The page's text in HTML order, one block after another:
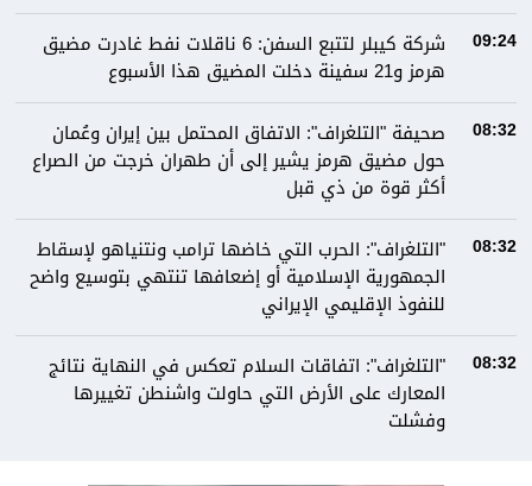
09:24
شركة كيبلر لتتبع السفن: 6 ناقلات نفط غادرت مضيق
هرمز و21 سفينة دخلت المضيق هذا الأسبوع
08:32
صحيفة "التلغراف": الاتفاق المحتمل بين إيران وعُمان
حول مضيق هرمز يشير إلى أن طهران خرجت من الصراع
أكثر قوة من ذي قبل
08:32
"التلغراف": الحرب التي خاضها ترامب ونتنياهو لإسقاط
الجمهورية الإسلامية أو إضعافها تنتهي بتوسيع واضح
للنفوذ الإقليمي الإيراني
08:32
"التلغراف": اتفاقات السلام تعكس في النهاية نتائج
المعارك على الأرض التي حاولت واشنطن تغييرها
وفشلت